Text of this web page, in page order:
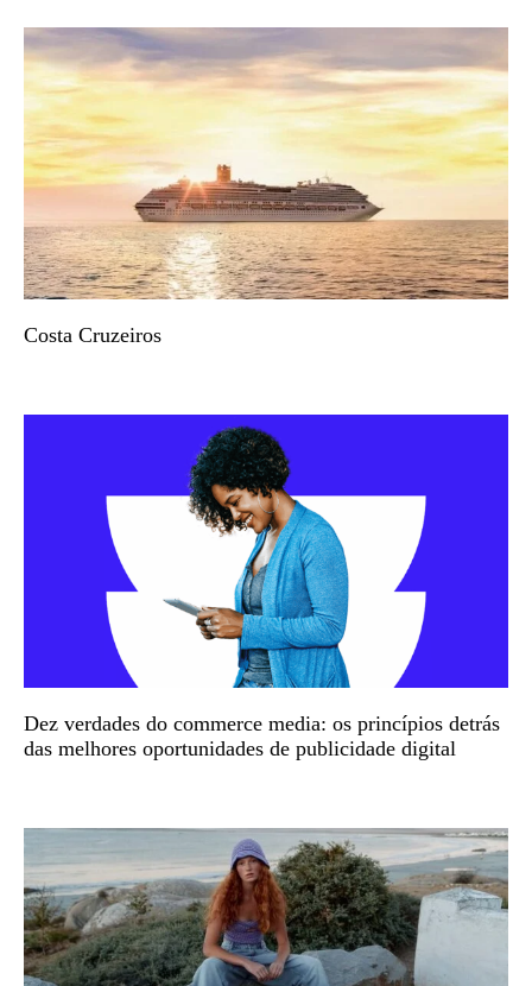
Costa Cruzeiros
Dez verdades do commerce media: os princípios detrás
das melhores oportunidades de publicidade digital